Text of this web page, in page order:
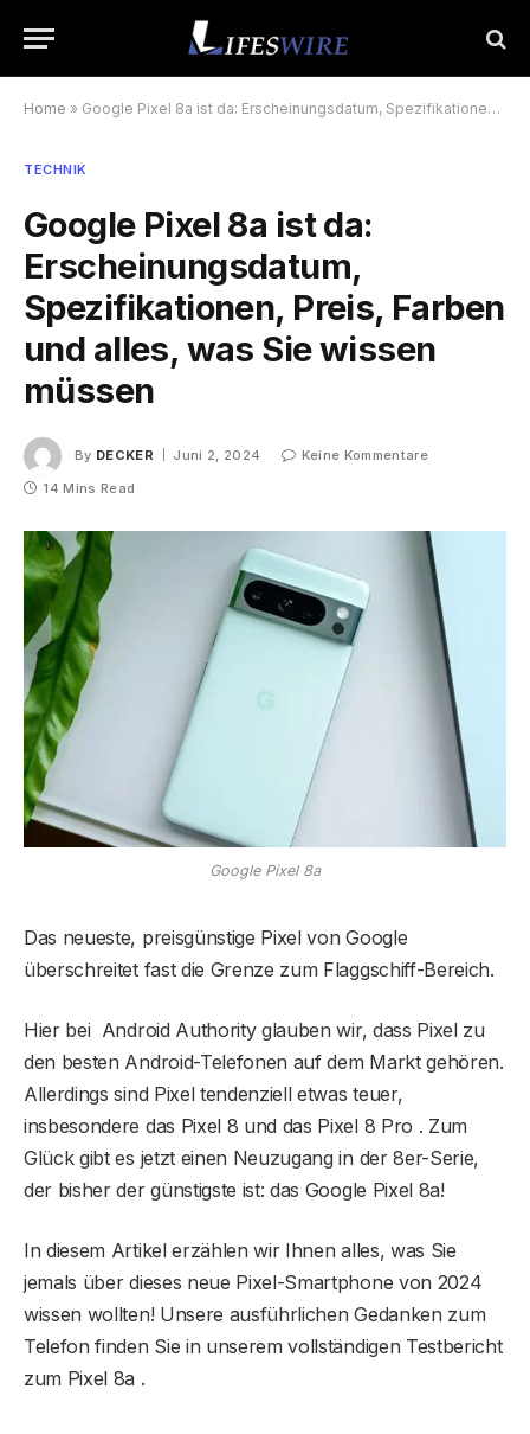
Home » Google Pixel 8a ist da: Erscheinungsdatum, Spezifikationen, Preis, Farben und alles, was Sie wissen müssen
TECHNIK
Google Pixel 8a ist da:
Erscheinungsdatum,
Spezifikationen, Preis, Farben
und alles, was Sie wissen
müssen
By DECKER Juni 2, 2024
Keine Kommentare
14 Mins Read
Google Pixel 8a
Das neueste, preisgünstige Pixel von Google
überschreitet fast die Grenze zum Flaggschiff-Bereich.
Hier bei Android Authority glauben wir, dass Pixel zu
den besten Android-Telefonen auf dem Markt gehören.
Allerdings sind Pixel tendenziell etwas teuer,
insbesondere das Pixel 8 und das Pixel 8 Pro . Zum
Glück gibt es jetzt einen Neuzugang in der 8er-Serie,
der bisher der günstigste ist: das Google Pixel 8a!
In diesem Artikel erzählen wir Ihnen alles, was Sie
jemals über dieses neue Pixel-Smartphone von 2024
wissen wollten! Unsere ausführlichen Gedanken zum
Telefon finden Sie in unserem vollständigen Testbericht
zum Pixel 8a .